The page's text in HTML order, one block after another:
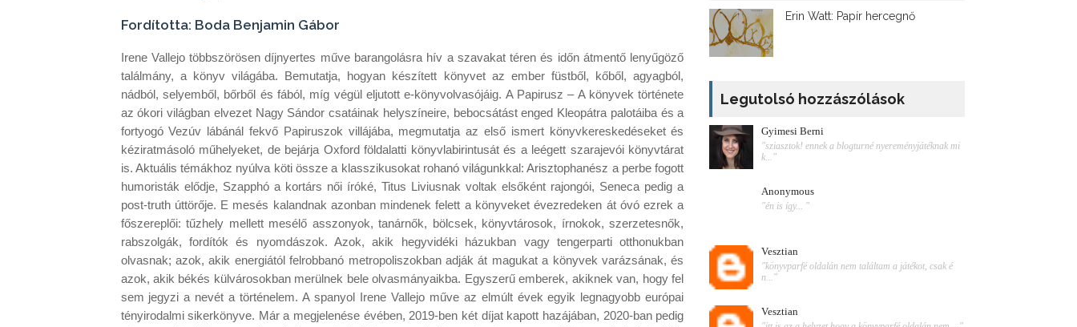
Fordította: Boda Benjamin Gábor
Irene ​Vallejo többszörösen díjnyertes műve barangolásra hív a szavakat téren és időn átmentő lenyűgöző
találmány, a könyv világába. Bemutatja, hogyan készített könyvet az ember füstből, kőből, agyagból,
nádból, selyemből, bőrből és fából, míg végül eljutott e-könyvolvasójáig. A Papirusz – A könyvek története
az ókori világban elvezet Nagy Sándor csatáinak helyszíneire, bebocsátást enged Kleopátra palotáiba és a
fortyogó Vezúv lábánál fekvő Papiruszok villájába, megmutatja az első ismert könyvkereskedéseket és
kéziratmásoló műhelyeket, de bejárja Oxford földalatti könyvlabirintusát és a leégett szarajevói könyvtárat
is. Aktuális témákhoz nyúlva köti össze a klasszikusokat rohanó világunkkal: Arisztophanész a perbe fogott
humoristák elődje, Szapphó a kortárs női íróké, Titus Liviusnak voltak elsőként rajongói, Seneca pedig a
post-truth úttörője. E mesés kalandnak azonban mindenek felett a könyveket évezredeken át óvó ezrek a
főszereplői: tűzhely mellett mesélő asszonyok, tanárnők, bölcsek, könyvtárosok, írnokok, szerzetesnők,
rabszolgák, fordítók és nyomdászok. Azok, akik hegyvidéki házukban vagy tengerparti otthonukban
olvasnak; azok, akik energiától felrobbanó metropoliszokban adják át magukat a könyvek varázsának, és
azok, akik békés külvárosokban merülnek bele olvasmányaikba. Egyszerű emberek, akiknek van, hogy fel
sem jegyzi a nevét a történelem. A spanyol Irene Vallejo műve az elmúlt évek egyik legnagyobb európai
tényirodalmi sikerkönyve. Már a megjelenése évében, 2019-ben két díjat kapott hazájában, 2020-ban pedig
Erin Watt: Papír hercegnő
Legutolsó hozzászólások
Gyimesi Berni
"sziasztok! ennek a blogturné nyereményjátéknak mi
k..."
Anonymous
"én is így... "
Vesztian
"könyvparfé oldalán nem találtam a játékot, csak é
n..."
Vesztian